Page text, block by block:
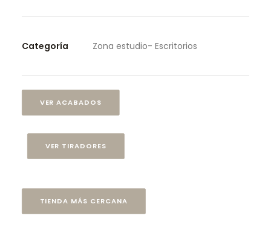
Categoría Zona estudio- Escritorios
VER ACABADOS
VER TIRADORES
TIENDA MÁS CERCANA